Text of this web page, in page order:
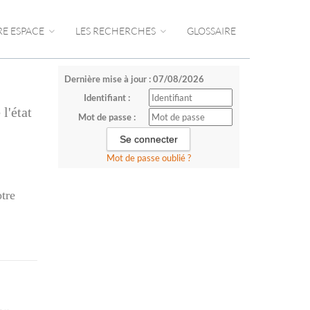
ESPACE LES RECHERCHES GLOSSAIRE
Dernière mise à jour : 07/08/2026
Identifiant :
Mot de passe :
Mot de passe oublié ?
l'état